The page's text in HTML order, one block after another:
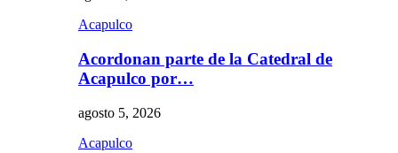
Acapulco
Acordonan parte de la Catedral de
Acapulco por…
agosto 5, 2026
Acapulco